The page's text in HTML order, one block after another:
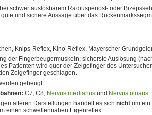
schwer auslösbarem Radiusperiost- oder
und sichere Aussage über das
Knips-Reflex, Kino-Reflex, Mayerscher
der Fingerbeugermuskeln; sicherste Auslösung
Patienten wird quer der Zeigefinger des
Zeigefinger geschlagen.
gebeugt
C7, C8, Nervus medianus und Nervus ulnaris
älteren Darstellungen handelt es sich nicht um ein
einen schwellennahen Eigenreflex.